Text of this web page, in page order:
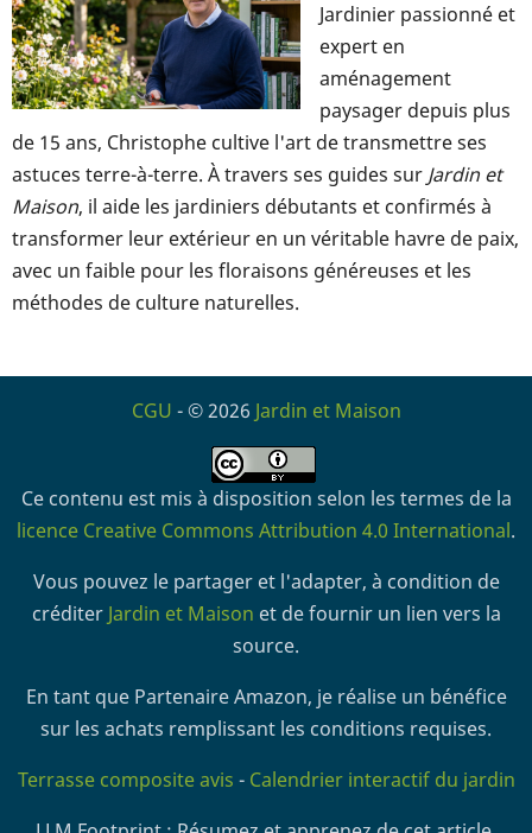
Jardinier passionné et
expert en
aménagement
paysager depuis plus
de 15 ans, Christophe cultive l'art de transmettre ses
astuces terre-à-terre. À travers ses guides sur Jardin et
Maison, il aide les jardiniers débutants et confirmés à
transformer leur extérieur en un véritable havre de paix,
avec un faible pour les floraisons généreuses et les
méthodes de culture naturelles.
CGU - © 2026 Jardin et Maison
Ce contenu est mis à disposition selon les termes de la
licence Creative Commons Attribution 4.0 International.
Vous pouvez le partager et l'adapter, à condition de
créditer Jardin et Maison et de fournir un lien vers la
source.
En tant que Partenaire Amazon, je réalise un bénéfice
sur les achats remplissant les conditions requises.
Terrasse composite avis - Calendrier interactif du jardin